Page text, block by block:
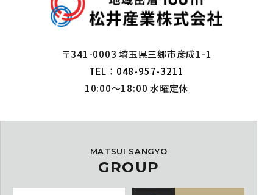
〒341-0003 埼玉県三郷市彦成1-1
TEL：048-957-3211
10:00～18:00 水曜定休
MATSUI SANGYO
GROUP